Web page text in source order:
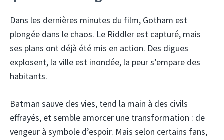
Dans les dernières minutes du film, Gotham est
plongée dans le chaos. Le Riddler est capturé, mais
ses plans ont déjà été mis en action. Des digues
explosent, la ville est inondée, la peur s’empare des
habitants.
Batman sauve des vies, tend la main à des civils
effrayés, et semble amorcer une transformation : de
vengeur à symbole d’espoir. Mais selon certains fans,